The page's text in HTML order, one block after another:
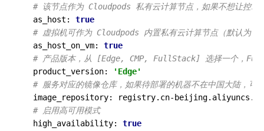
# 该节点作为 Cloudpods 私有云计算节点，如果不想让控
  as_host:
true
# 虚拟机可作为 Cloudpods 内置私有云计算节点（默认
  as_host_on_vm:
true
# 产品版本，从 [Edge, CMP, FullStack] 选择一个，
  product_version:
'Edge'
# 服务对应的镜像仓库，如果待部署的机器不在中国大陆
image_repository: registry.cn-
# 启用高可用模式
  high_availability:
true